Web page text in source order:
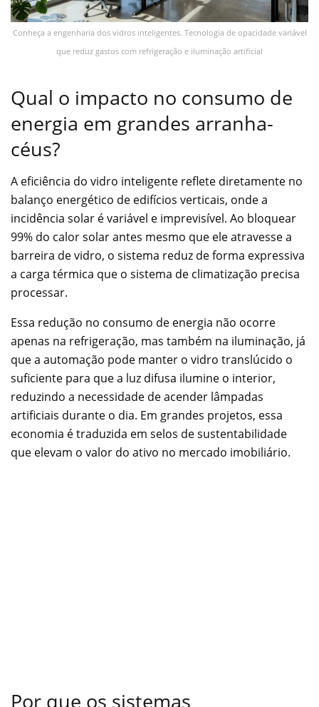
Conheça a engenharia dos vidros inteligentes. Tecnologia de opacidade variável
que reduz gastos com refrigeração e iluminação artificial
Qual o impacto no consumo de
energia em grandes arranha-
céus?
A eficiência do vidro inteligente reflete diretamente no
balanço energético de edifícios verticais, onde a
incidência solar é variável e imprevisível. Ao bloquear
99% do calor solar antes mesmo que ele atravesse a
barreira de vidro, o sistema reduz de forma expressiva
a carga térmica que o sistema de climatização precisa
processar.
Essa redução no consumo de energia não ocorre
apenas na refrigeração, mas também na iluminação, já
que a automação pode manter o vidro translúcido o
suficiente para que a luz difusa ilumine o interior,
reduzindo a necessidade de acender lâmpadas
artificiais durante o dia. Em grandes projetos, essa
economia é traduzida em selos de sustentabilidade
que elevam o valor do ativo no mercado imobiliário.
Por que os sistemas